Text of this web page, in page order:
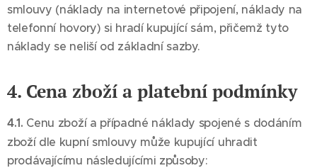
smlouvy (náklady na internetové připojení, náklady na
telefonní hovory) si hradí kupující sám, přičemž tyto
náklady se neliší od základní sazby.
4. Cena zboží a platební podmínky
4.1. Cenu zboží a případné náklady spojené s dodáním
zboží dle kupní smlouvy může kupující uhradit
prodávajícímu následujícími způsoby: